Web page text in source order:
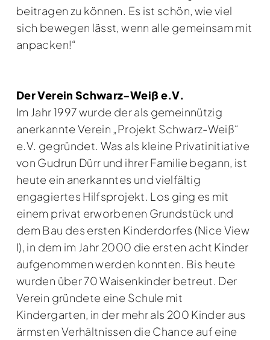
beitragen zu können. Es ist schön, wie viel
sich bewegen lässt, wenn alle gemeinsam mit
anpacken!“
Der Verein Schwarz-Weiß e.V.
Im Jahr 1997 wurde der als gemeinnützig
anerkannte Verein „Projekt Schwarz-Weiß“
e.V. gegründet. Was als kleine Privatinitiative
von Gudrun Dürr und ihrer Familie begann, ist
heute ein anerkanntes und vielfältig
engagiertes Hilfsprojekt. Los ging es mit
einem privat erworbenen Grundstück und
dem Bau des ersten Kinderdorfes (Nice View
I), in dem im Jahr 2000 die ersten acht Kinder
aufgenommen werden konnten. Bis heute
wurden über 70 Waisenkinder betreut. Der
Verein gründete eine Schule mit
Kindergarten, in der mehr als 200 Kinder aus
ärmsten Verhältnissen die Chance auf eine